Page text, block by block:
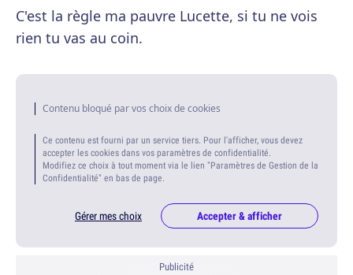
C'est la règle ma pauvre Lucette, si tu ne vois
rien tu vas au coin.
Contenu bloqué par vos choix de cookies
Ce contenu est fourni par un service tiers. Pour l'afficher, vous devez
accepter les cookies dans vos paramètres de confidentialité.
Modifiez ce choix à tout moment via le lien "Paramètres de Gestion de la
Confidentialité" en bas de page.
Gérer mes choix Accepter & afficher
Publicité